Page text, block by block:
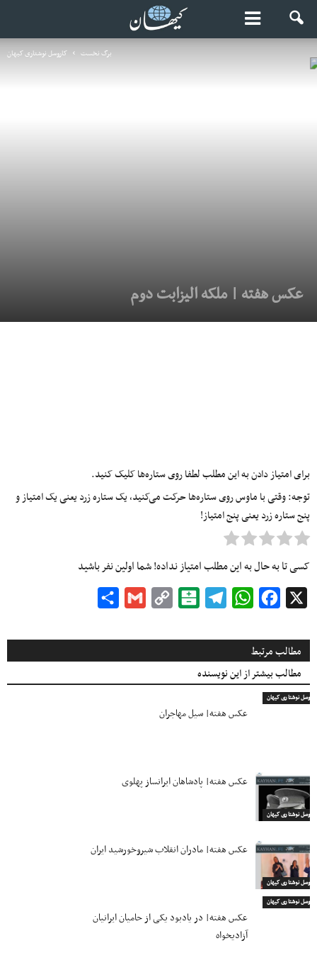
برگ نخست کاروسل نوشتاری کیهان
عکس هفته | ملکه الیزابت دوم
برای امتیاز دادن به این مطلب لطفا روی ستاره‌ها کلیک کنید.
توجه: وقتی با ماوس روی ستاره‌ها حرکت می‌کنید، یک ستاره زرد یعنی یک امتیاز و
پنج ستاره زرد یعنی پنج امتیاز!
کسی تا به حال به این مطلب امتیاز نداده! شما اولین نفر باشید
Facebook
WhatsApp
Telegram
Balatarin
Copy
Gmail
مطالب مرتبط
مطالب بیشتر از این نویسنده
کاروسل نوشتاری کیهان
عکس هفته| سیل مهاجران
کاروسل نوشتاری کیهان
عکس هفته| پادشاهان ایرانساز پهلوی
کاروسل نوشتاری کیهان
عکس هفته| مادران انقلاب شیروخورشید ایران
کاروسل نوشتاری کیهان
عکس هفته| در یادبود یکی از حامیان ایرانیان
آزادیخواه